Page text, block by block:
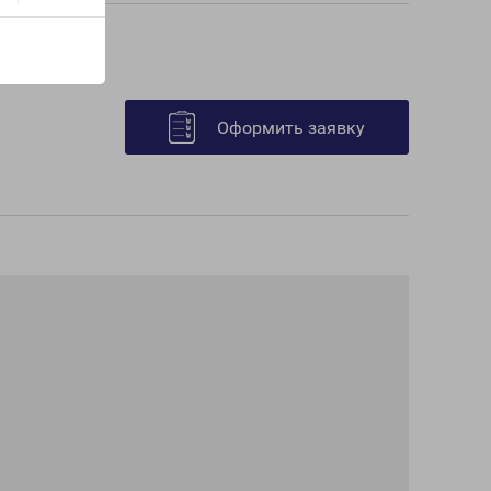
Оформить заявку